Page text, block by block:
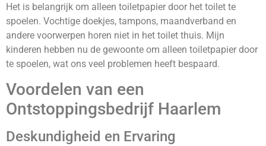
Het is belangrijk om alleen toiletpapier door het toilet te
spoelen. Vochtige doekjes, tampons, maandverband en
andere voorwerpen horen niet in het toilet thuis. Mijn
kinderen hebben nu de gewoonte om alleen toiletpapier door
te spoelen, wat ons veel problemen heeft bespaard.
Voordelen van een
Ontstoppingsbedrijf Haarlem
Deskundigheid en Ervaring